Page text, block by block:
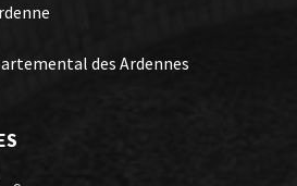
des Ardennes